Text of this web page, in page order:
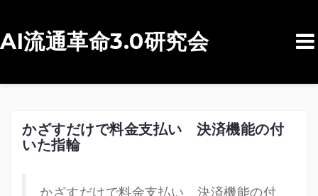
コ
AI流通革命3.0研究会
かざすだけで料金支払い 決済機能の付
いた指輪
かざすだけで料金支払い 決済機能の付